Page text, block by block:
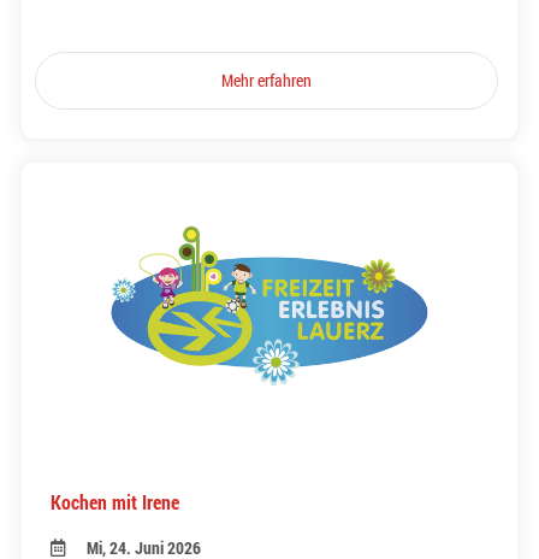
Mehr erfahren
Kochen mit Irene
Mi, 24. Juni 2026